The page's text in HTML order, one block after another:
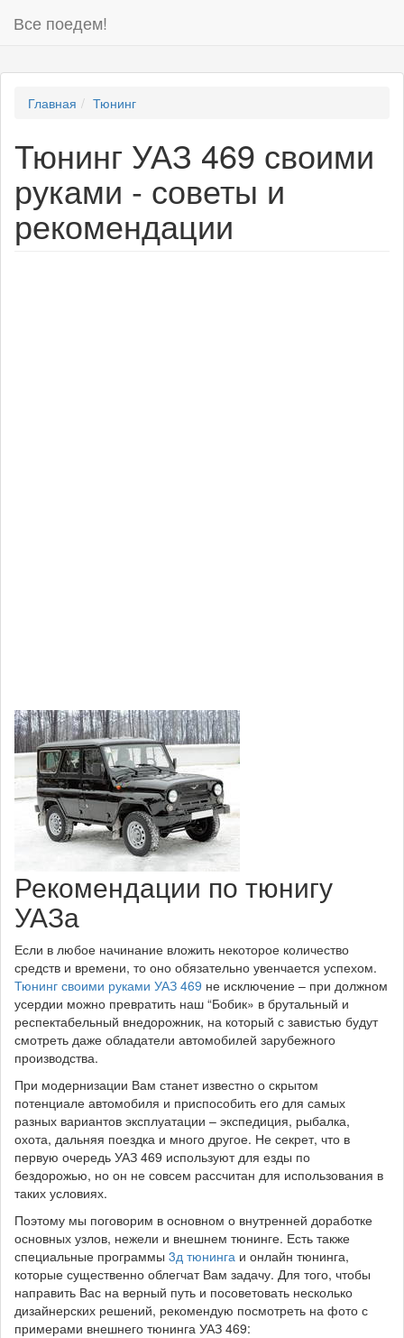
Все поедем!
Главная Тюнинг
Тюнинг УАЗ 469 своими
руками - советы и
рекомендации
Рекомендации по тюнигу
УАЗа
Если в любое начинание вложить некоторое количество
средств и времени, то оно обязательно увенчается успехом.
Тюнинг своими руками УАЗ 469 не исключение – при должном
усердии можно превратить наш “Бобик» в брутальный и
респектабельный внедорожник, на который с завистью будут
смотреть даже обладатели автомобилей зарубежного
производства.
При модернизации Вам станет известно о скрытом
потенциале автомобиля и приспособить его для самых
разных вариантов эксплуатации – экспедиция, рыбалка,
охота, дальняя поездка и много другое. Не секрет, что в
первую очередь УАЗ 469 используют для езды по
бездорожью, но он не совсем рассчитан для использования в
таких условиях.
Поэтому мы поговорим в основном о внутренней доработке
основных узлов, нежели и внешнем тюнинге. Есть также
специальные программы 3д тюнинга и онлайн тюнинга,
которые существенно облегчат Вам задачу. Для того, чтобы
направить Вас на верный путь и посоветовать несколько
дизайнерских решений, рекомендую посмотреть на фото с
примерами внешнего тюнинга УАЗ 469: